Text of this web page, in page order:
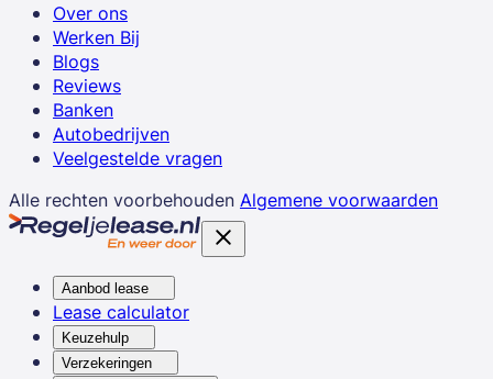
Over ons
Werken Bij
Blogs
Reviews
Banken
Autobedrijven
Veelgestelde vragen
Alle rechten voorbehouden Algemene voorwaarden
Aanbod lease
Lease calculator
Keuzehulp
Verzekeringen